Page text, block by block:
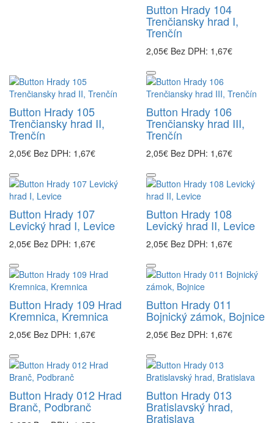
Button Hrady 104
Trenčiansky hrad I,
Trenčín
2,05€ Bez DPH: 1,67€
Button Hrady 105
Trenčiansky hrad II,
Trenčín
2,05€ Bez DPH: 1,67€
Button Hrady 106
Trenčiansky hrad III,
Trenčín
2,05€ Bez DPH: 1,67€
Button Hrady 107
Levický hrad I, Levice
2,05€ Bez DPH: 1,67€
Button Hrady 108
Levický hrad II, Levice
2,05€ Bez DPH: 1,67€
Button Hrady 109 Hrad
Kremnica, Kremnica
2,05€ Bez DPH: 1,67€
Button Hrady 011
Bojnický zámok, Bojnice
2,05€ Bez DPH: 1,67€
Button Hrady 012 Hrad
Branč, Podbranč
Button Hrady 013
Bratislavský hrad,
Bratislava